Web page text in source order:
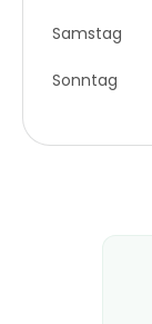
Samstag
Sonntag